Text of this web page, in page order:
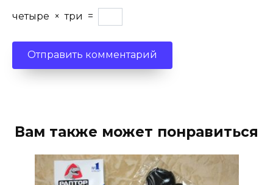
четыре × три =
Вам также может понравиться